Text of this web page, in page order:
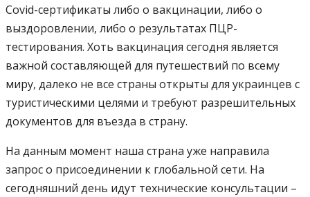
Covid-сертификаты либо о вакцинации, либо о
выздоровлении, либо о результатах ПЦР-
тестирования. Хоть вакцинация сегодня является
важной составляющей для путешествий по всему
миру, далеко не все страны открыты для украинцев с
туристическими целями и требуют разрешительных
документов для въезда в страну.
На данным момент наша страна уже направила
запрос о присоединении к глобальной сети. На
сегодняшний день идут технические консультации –